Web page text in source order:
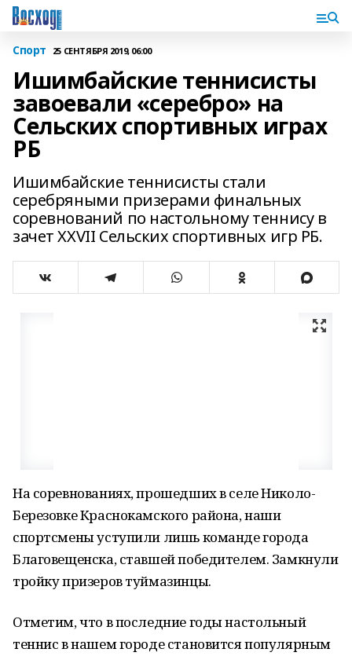
Спорт 25 СЕНТЯБРЯ 2019, 06:00
Ишимбайские теннисисты
завоевали «серебро» на
Cельских спортивных играх
РБ
Ишимбайские теннисисты стали
серебряными призерами финальных
соревнований по настольному теннису в
зачет XXVII Cельских спортивных игр РБ.
На соревнованиях, прошедших в селе Николо-
Березовке Краснокамского района, наши
спортсмены уступили лишь команде города
Благовещенска, ставшей победителем. Замкнули
тройку призеров туймазинцы.
Отметим, что в последние годы настольный
теннис в нашем городе становится популярным